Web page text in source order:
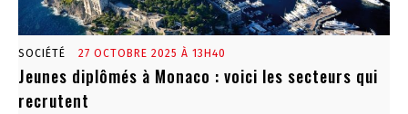
SOCIÉTÉ 27 OCTOBRE 2025 À 13H40
Jeunes diplômés à Monaco : voici les secteurs qui
recrutent